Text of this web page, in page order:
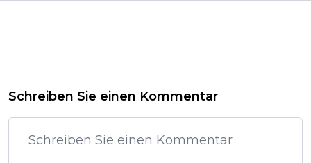
Schreiben Sie einen Kommentar